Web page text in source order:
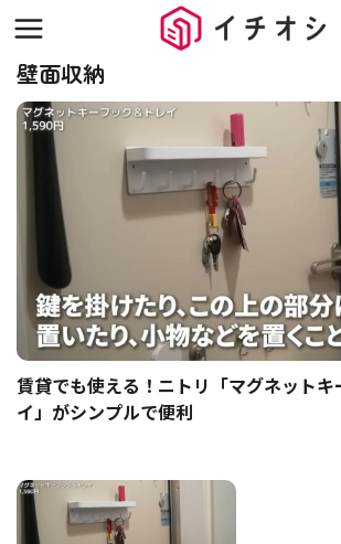
壁面収納
賃貸でも使える！ニトリ「マグネットキ
イ」がシンプルで便利